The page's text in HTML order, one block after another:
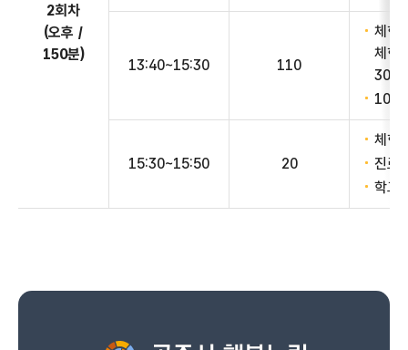
2회차
(오후 /
150분)
13:40~15:30 110
체험
체험
10분
15:30~15:50 20
체험
진로
학교